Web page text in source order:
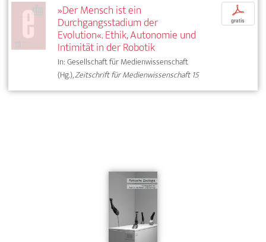
»Der Mensch ist ein
Durchgangsstadium der
Evolution«. Ethik, Autonomie und
Intimität in der Robotik
In: Gesellschaft für Medienwissenschaft
(Hg.),Zeitschrift für Medienwissenschaft 15
p
gratis